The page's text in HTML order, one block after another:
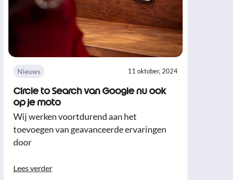
Nieuws 11 oktober, 2024
Circle to Search van Google nu ook
op je moto
Wij werken voortdurend aan het
toevoegen van geavanceerde ervaringen
door
Lees verder